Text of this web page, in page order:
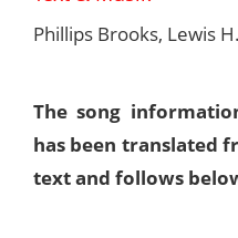
Phillips Brooks, Lewis
The song
has been translated
text and follows